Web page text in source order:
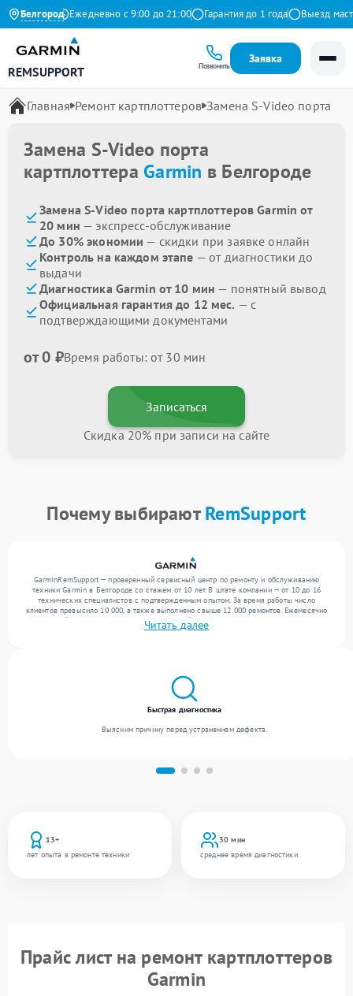
Белгород
Яндекс Ежедневно с 9:00 до 21:00 Гарантия до 1 года Выезд
REMSUPPORT Позвонить
Заявка
Главная Ремонт картплоттеров Замена S-Video порта
Замена S-Video порта
картплоттера Garmin в Белгороде
Замена S-Video порта картплоттеров Garmin от
20 мин — экспресс-обслуживание
До 30% экономии — скидки при заявке онлайн
Контроль на каждом этапе — от диагностики до
выдачи
Диагностика Garmin от 10 мин — понятный вывод
Официальная гарантия до 12 мес. — с
подтверждающими документами
от 0 ₽Время работы: от 30 мин
Записаться
Скидка 20% при записи на сайте
Почему выбираютRemSupport
GarminRemSupport — проверенный сервисный центр по ремонту и обслуживанию
техники Garmin в Белгороде со стажем от 10 лет. В штате компании — от 10 до 16
технических специалистов с подтвержденным опытом. За время работы число
клиентов превысило 10 000, а также выполнено свыше 12 000 ремонтов. Ежемесячно
в сервисный центр поступает более 300 устройств, включая , , . Мы беремся за задачи
любой сложности и обеспечиваем надежный результат благодаря отлаженным
Читать далее
13+
лет опыта в ремонте техники
30 мин
среднее время диагностики
Быстрая диагностика
Выясним причину перед устранением дефекта.
Прайс лист на ремонт картплоттеров
Garmin